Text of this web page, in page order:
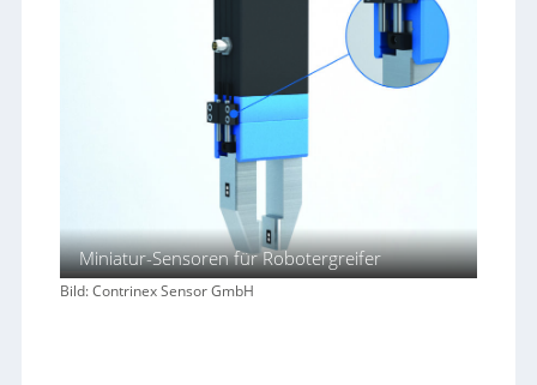
Miniatur-Sensoren für Robotergreifer
Bild: Contrinex Sensor GmbH